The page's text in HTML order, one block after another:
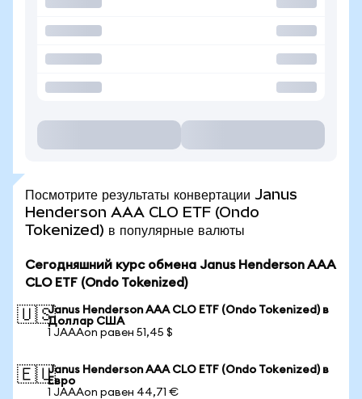
Посмотрите результаты конвертации Janus
Henderson AAA CLO ETF (Ondo
Tokenized) в популярные валюты
Сегодняшний курс обмена Janus Henderson AAA
CLO ETF (Ondo Tokenized)
🇺🇸Janus Henderson AAA CLO ETF (Ondo Tokenized) в
Доллар США
1 JAAAon равен 51,45 $
🇪🇺Janus Henderson AAA CLO ETF (Ondo Tokenized) в
Евро
1 JAAAon равен 44,71 €